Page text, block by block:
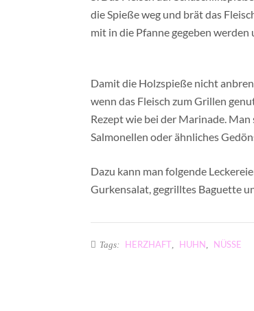
die Spieße weg und brät das
mit in die Pfanne gegeben werden
Damit die Holzspieße nicht
wenn das Fleisch zum Grillen
Rezept wie bei der Marinade.
Salmonellen oder ähnliches
Dazu kann man folgende
Gurkensalat, gegrilltes Baguette
Tags: HERZHAFT, HUHN, NÜSSE